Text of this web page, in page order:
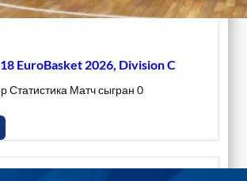
EuroBasket 2026, Division C
Статистика Матч сыгран 0